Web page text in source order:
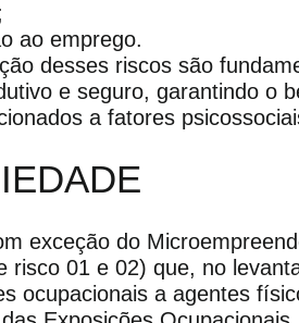
ao emprego.
desses riscos são
e seguro, garantindo o
a fatores
exceção do
risco 01 e 02) que, no
ocupacionais a agentes